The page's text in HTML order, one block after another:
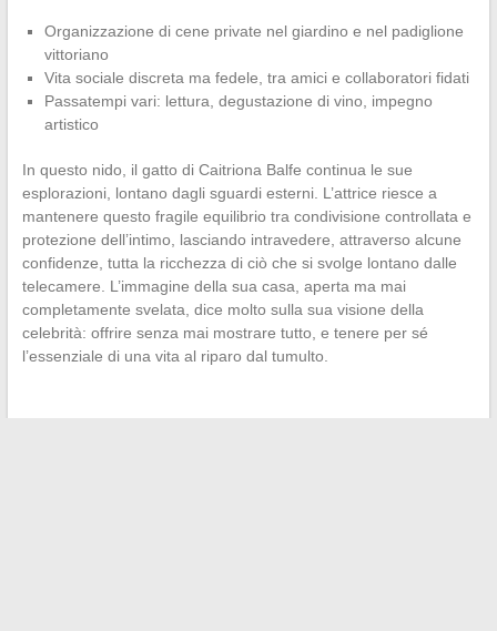
Organizzazione di cene private nel giardino e nel padiglione
vittoriano
Vita sociale discreta ma fedele, tra amici e collaboratori fidati
Passatempi vari: lettura, degustazione di vino, impegno
artistico
In questo nido, il gatto di Caitriona Balfe continua le sue
esplorazioni, lontano dagli sguardi esterni. L’attrice riesce a
mantenere questo fragile equilibrio tra condivisione controllata e
protezione dell’intimo, lasciando intravedere, attraverso alcune
confidenze, tutta la ricchezza di ciò che si svolge lontano dalle
telecamere. L’immagine della sua casa, aperta ma mai
completamente svelata, dice molto sulla sua visione della
celebrità: offrire senza mai mostrare tutto, e tenere per sé
l’essenziale di una vita al riparo dal tumulto.